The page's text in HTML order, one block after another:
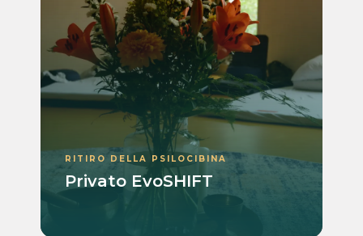
RITIRO DELLA PSILOCIBINA
Privato EvoSHIFT